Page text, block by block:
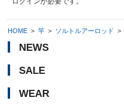
HOME > 竿 > ソルトルアーロッド >
NEWS
SALE
WEAR